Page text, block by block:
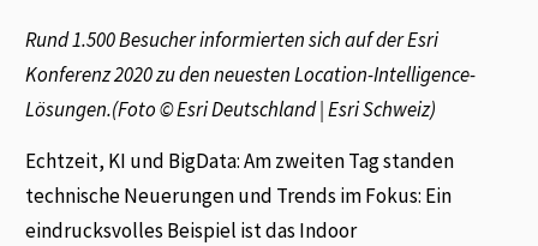
Rund 1.500 Besucher informierten sich auf der Esri
Konferenz 2020 zu den neuesten Location-Intelligence-
Lösungen.(Foto © Esri Deutschland | Esri Schweiz)
Echtzeit, KI und BigData: Am zweiten Tag standen
technische Neuerungen und Trends im Fokus: Ein
eindrucksvolles Beispiel ist das Indoor